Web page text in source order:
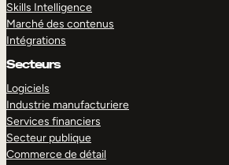
Skills Intelligence
Marché des contenus
Intégrations
Secteurs
Logiciels
Industrie manufacturiere
Services financiers
Secteur publique
Commerce de détail